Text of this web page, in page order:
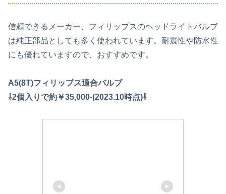
信頼できるメーカー、フィリップスのヘッドライトバルブ
は純正部品としても多く使われています。耐震性や防水性
にも優れていますので、おすすめです。
A5(8T)フィリップス適合バルブ
⇩2個入りで約￥35,000-(2023.10時点)⇩